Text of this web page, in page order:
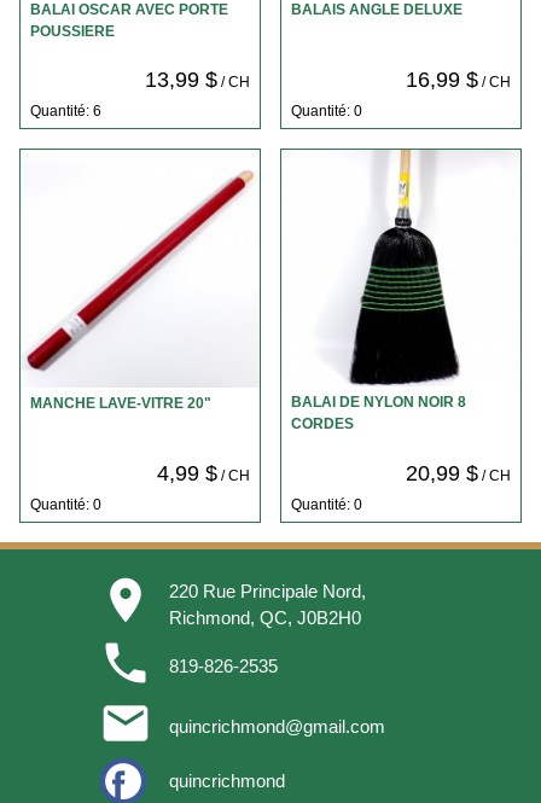
BALAI OSCAR AVEC PORTE
POUSSIERE
13,99 $/ CH
Quantité: 6
BALAIS ANGLE DELUXE
16,99 $/ CH
Quantité: 0
MANCHE LAVE-VITRE 20"
4,99 $/ CH
Quantité: 0
BALAI DE NYLON NOIR 8
CORDES
20,99 $/ CH
Quantité: 0
place
220 Rue Principale Nord,
Richmond, QC, J0B2H0
phone 819-826-2535
email quincrichmond@gmail.com
quincrichmond